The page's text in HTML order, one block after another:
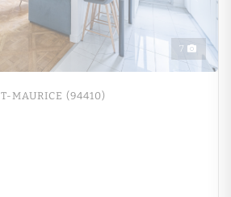
7
MAURICE (94410)